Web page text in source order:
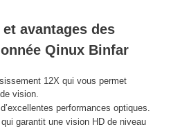
avantages des
Qinux Binfar
12X qui vous permet
vision.
performances optiques.
garantit une vision HD de niveau